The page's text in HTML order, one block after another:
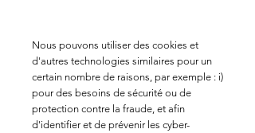
Nous pouvons utiliser des cookies et
d'autres technologies similaires pour un
certain nombre de raisons, par exemple : i)
pour des besoins de sécurité ou de
protection contre la fraude, et afin
d'identifier et de prévenir les cyber-